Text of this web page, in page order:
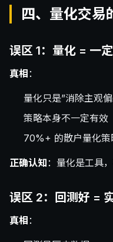
四、量化交易
误区 1：量化 = 一
真相 ：
量化只是”消除主观
策略本身不一定有效
70%+ 的散户量化策
正确认知：量化是工具，
误区 2：回测好 =
真相 ：